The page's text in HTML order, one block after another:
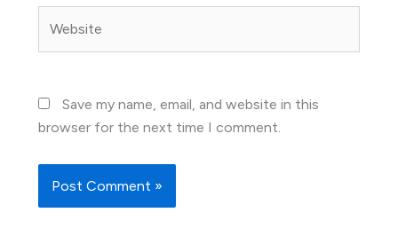
Save my name, email, and website in this
browser for the next time I comment.